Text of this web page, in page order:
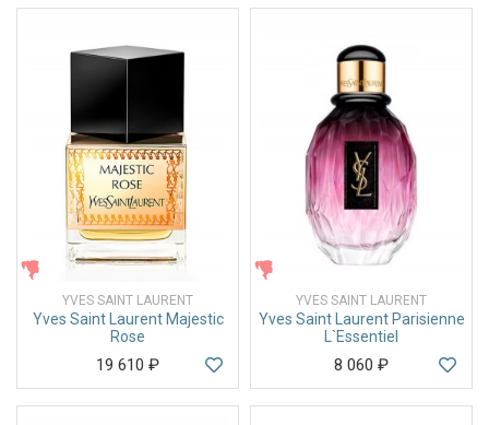
ЖЕНСКИЕ
YVES SAINT LAURENT
Yves Saint Laurent Majestic
Rose
19 610 ₽
ЖЕНСКИЕ
YVES SAINT LAURENT
Yves Saint Laurent Parisienne
L`Essentiel
8 060 ₽